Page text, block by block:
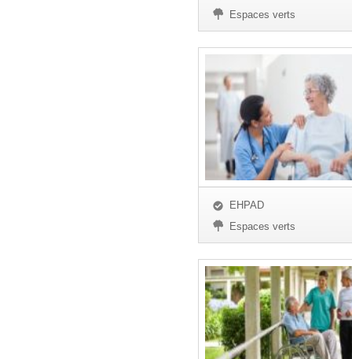
Espaces verts
EHPAD
Espaces verts